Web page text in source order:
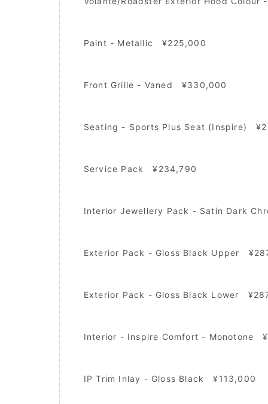
Paint - Metallic ¥225,000
Front Grille - Vaned ¥330,000
Seating - Sports Plus Seat (Inspire)
Service Pack ¥234,790
Interior Jewellery Pack - Satin Dark
Exterior Pack - Gloss Black Upper
Exterior Pack - Gloss Black Lower
Interior - Inspire Comfort - Monotone
IP Trim Inlay - Gloss Black ¥113,000